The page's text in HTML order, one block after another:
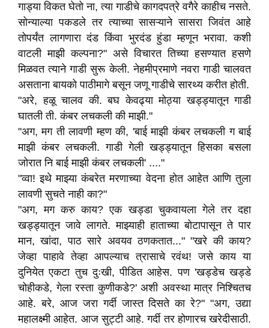
गाड्या विकत घेतो ना, त्या गाडीचे कागदपत्रे वगैरे काहीच नसते.
सोन्याल्या पकडले तर त्याच्या सासऱ्याने सासरा जिवंत आहे
तोपर्यंत लागणारा दंड किंवा भुरदंड हुंडा म्हणून भरावा. कशी
वाटली माझी कल्पना?" असे विचारत तिच्या हसण्यात हसणे
मिळवत त्याने गाडी सुरू केली. नेहमीप्रमाणे नवरा गाडी चालवत
असताना बायको पाठीमागे बसून जणू गाडीचे सारथ्य करीत होती.
"अरे, हळू चालव की. बघ केवढ्या मोठ्या खड्ड्यातून गाडी
घातली ती. कंबर लचकली की माझी."
"अग, मग ती लावणी म्हण की, 'बाई माझी कंबर लचकली ग बाई
माझी कंबर लचकली. गाडी गेली खड्ड्यातून हिसका बसला
जोरात नि बाई माझी कंबर लचकली' ...."
"व्वा! इथे माझ्या कंबरेत मरणाच्या वेदना होत आहेत आणि तुला
लावणी सुचते नाही का?"
"अग, मग करु काय? एक खड्डा चुकवायला गेले तर दहा
खड्ड्यातून जावे लागते. माझ्याही हाताच्या बोटापासून ते पार
मान, खांदा, पाठ सारे अवयव ठणकतात..." "खरे की काय?
जेव्हा पाहावे तेव्हा आपल्याच त्रासाचे रवंथ! जसे काय या
दुनियेत एकटा तुच दुःखी, पीडित आहेस. पण 'खड्डेच खड्डे
चोहीकडे, गेला रस्ता कुणीकडे?' अशी अवस्था मात्र निश्चितच
आहे. बरे, आज जरा गर्दी जास्त दिसते का रे?" "अग, उद्या
महालक्ष्मी आहेत. आज सुट्टी आहे. गर्दी तर होणारच खरेदीसाठी.